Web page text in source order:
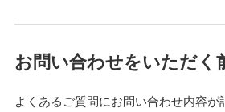
お問い合わせをいただく
よくあるご質問にお問い合わせ内容が